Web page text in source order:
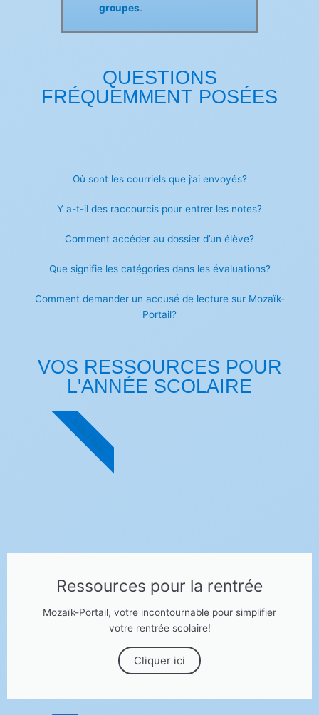
groupes.
QUESTIONS
FRÉQUEMMENT POSÉES
Où sont les courriels que j’ai envoyés?
Y a-t-il des raccourcis pour entrer les notes?
Comment accéder au dossier d’un élève?
Que signifie les catégories dans les évaluations?
Comment demander un accusé de lecture sur Mozaïk-
Portail?
VOS RESSOURCES POUR
L'ANNÉE SCOLAIRE
Ressources pour la rentrée
Mozaïk-Portail, votre incontournable pour simplifier
votre rentrée scolaire!
Cliquer ici
RENTRÉE